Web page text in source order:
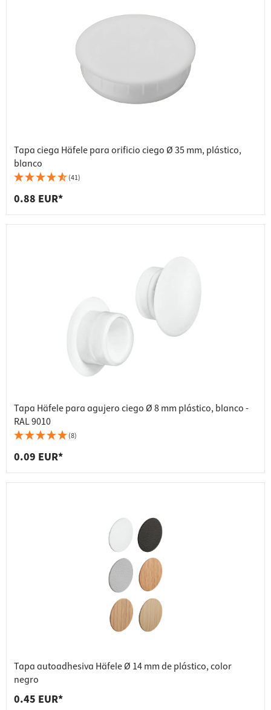
Tapa ciega Häfele para orificio ciego Ø 35 mm, plástico,
blanco
(41)
0.88 EUR*
Tapa Häfele para agujero ciego Ø 8 mm plástico, blanco -
RAL 9010
(8)
0.09 EUR*
Tapa autoadhesiva Häfele Ø 14 mm de plástico, color
negro
0.45 EUR*